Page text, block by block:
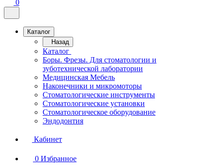
0
Каталог
Назад
Каталог
Боры. Фрезы. Для стоматологии и
зуботехнической лаборатории
Медицинская Мебель
Наконечники и микромоторы
Стоматологические инструменты
Стоматологические установки
Стоматологическое оборудование
Эндодонтия
Кабинет
0 Избранное